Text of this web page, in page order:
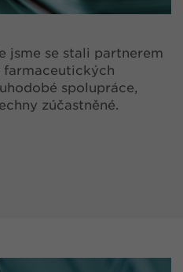
jsme se stali partnerem
spolupráce,
zúčastněné.